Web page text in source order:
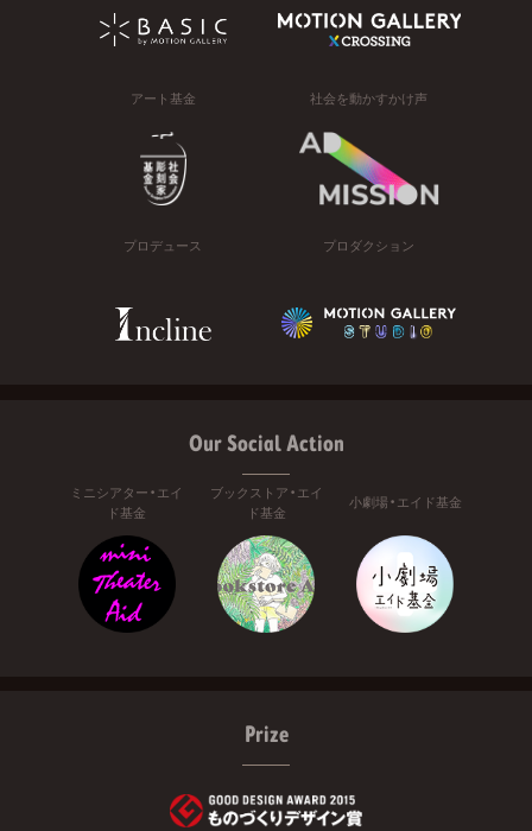
アート基金 社会を動かすかけ声
プロデュース プロダクション
Our Social Action
ミニシアター・エイ
ド基金
ブックストア・エイ
ド基金
小劇場・エイド基金
Prize